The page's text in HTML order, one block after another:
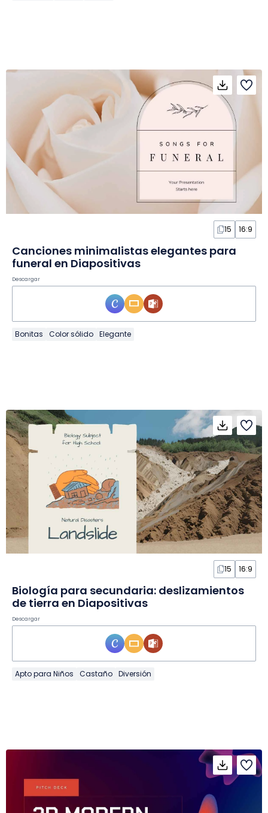
15 16:9
Canciones minimalistas elegantes para
funeral en Diapositivas
Descargar
Bonitas Color sólido Elegante
15 16:9
Biología para secundaria: deslizamientos
de tierra en Diapositivas
Descargar
Apto para Niños Castaño Diversión